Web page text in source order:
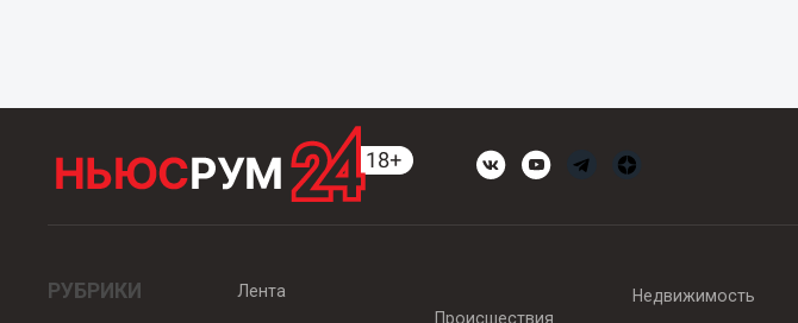
РУБРИКИ
Лента
Происшествия
Недвижимость